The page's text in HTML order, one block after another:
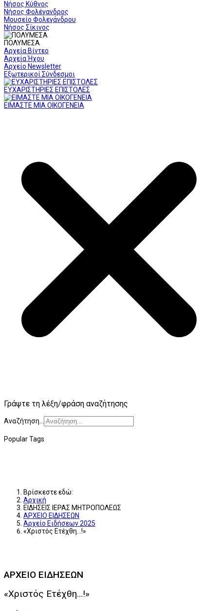
Νήσος Κύθνος
Νήσος Φολέγανδρος
Μουσείο Φολεγάνδρου
Νήσος Σίκινος
ΠΟΛΥΜΕΣΑ
Αρχεία Βίντεο
Αρχεία Ήχου
Αρχείο Newsletter
Εξωτερικοί Σύνδεσμοι
ΕΥΧΑΡΙΣΤΗΡΙΕΣ ΕΠΙΣΤΟΛΕΣ
ΕΙΜΑΣΤΕ ΜΙΑ ΟΙΚΟΓΕΝΕΙΑ
Γράψτε τη λέξη/φράση αναζήτησης
Αναζήτηση...
Popular Tags
Βρίσκεστε εδώ:
Αρχική
ΕΙΔΗΣΕΙΣ ΙΕΡΑΣ ΜΗΤΡΟΠΟΛΕΩΣ
ΑΡΧΕΙΟ ΕΙΔΗΣΕΩΝ
Αρχείο Ειδήσεων 2025
«Χριστός Ετέχθη…!»
ΑΡΧΕΙΟ ΕΙΔΗΣΕΩΝ
«Χριστός Ετέχθη…!»